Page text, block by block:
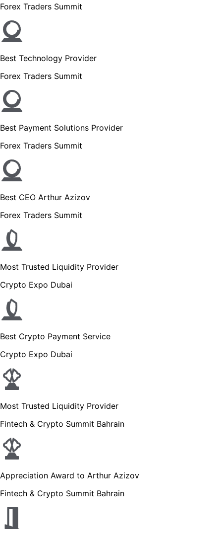
Forex Traders Summit
Best Technology Provider
Forex Traders Summit
Best Payment Solutions Provider
Forex Traders Summit
Best CEO Arthur Azizov
Forex Traders Summit
Most Trusted Liquidity Provider
Crypto Expo Dubai
Best Crypto Payment Service
Crypto Expo Dubai
Most Trusted Liquidity Provider
Fintech & Crypto Summit Bahrain
Appreciation Award to Arthur Azizov
Fintech & Crypto Summit Bahrain